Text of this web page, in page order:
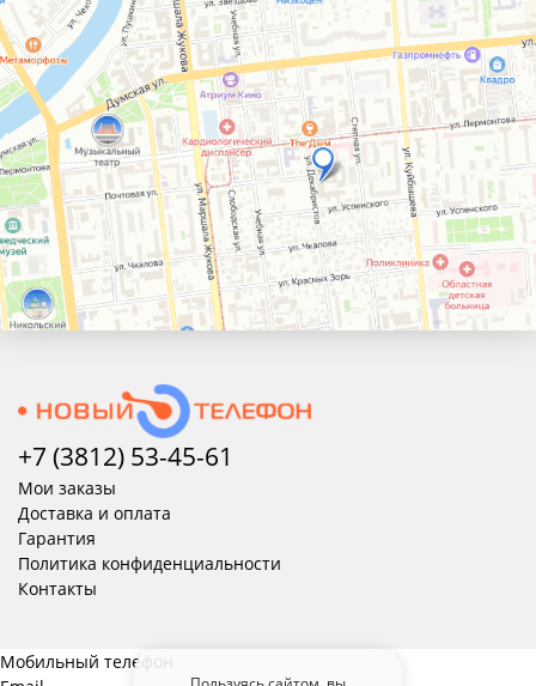
+7 (3812) 53-45-61
Мои заказы
Доставка и оплата
Гарантия
Политика конфиденциальности
Контакты
Мобильный телефон